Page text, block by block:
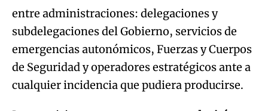
de Seguridad y operadores estratégicos ante a
cualquier incidencia que pudiera producirse.
Las previsiones apuntan quese producirán
entre 1,8 y 2,9 millones de desplazamientos
hacia y desde los más de 350 puntos de